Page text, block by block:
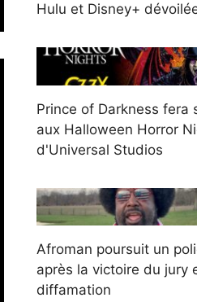
Hulu et Disney+
Prince of Darkness fera
aux Halloween Horror
d'Universal Studios
Afroman poursuit un
après la victoire du jury
diffamation